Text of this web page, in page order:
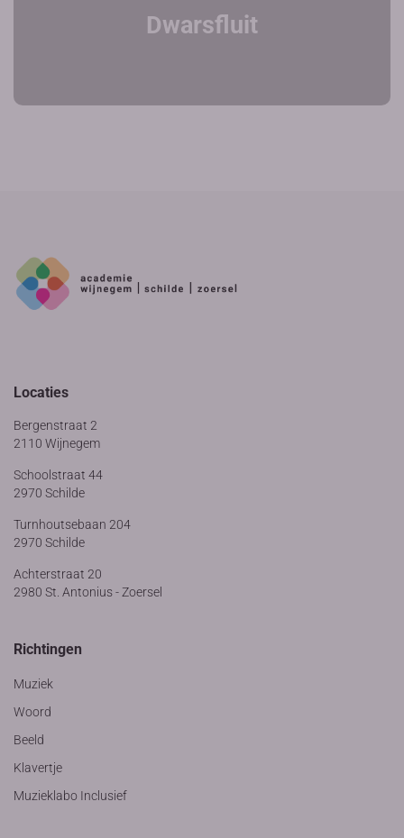
Dwarsfluit
Locaties
Bergenstraat 2
2110 Wijnegem
Schoolstraat 44
2970 Schilde
Turnhoutsebaan 204
2970 Schilde
Achterstraat 20
2980 St. Antonius - Zoersel
Richtingen
Muziek
Woord
Beeld
Klavertje
Muzieklabo Inclusief